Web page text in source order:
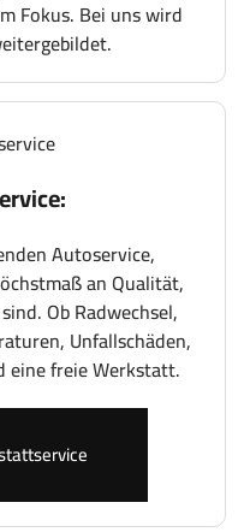
Fokus. Bei uns wird
Autoservice,
an Qualität,
Ob Radwechsel,
Unfallschäden,
freie Werkstatt.